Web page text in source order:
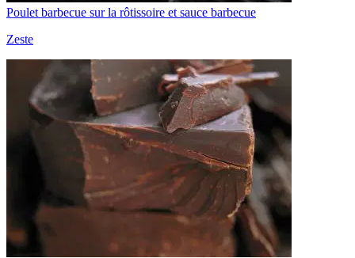
Poulet barbecue sur la rôtissoire et sauce barbecue
Zeste